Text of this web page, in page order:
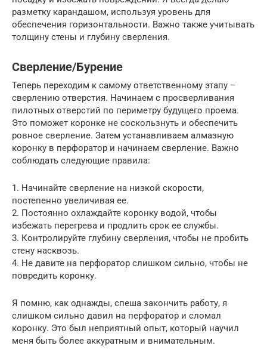
разметку карандашом, используя уровень для
обеспечения горизонтальности. Важно также учитывать
толщину стены и глубину сверления.
Сверление/Бурение
Теперь переходим к самому ответственному этапу –
сверлению отверстия. Начинаем с просверливания
пилотных отверстий по периметру будущего проема.
Это поможет коронке не соскользнуть и обеспечить
ровное сверление. Затем устанавливаем алмазную
коронку в перфоратор и начинаем сверление. Важно
соблюдать следующие правила:
1. Начинайте сверление на низкой скорости,
постепенно увеличивая ее.
2. Постоянно охлаждайте коронку водой, чтобы
избежать перегрева и продлить срок ее службы.
3. Контролируйте глубину сверления, чтобы не пробить
стену насквозь.
4. Не давите на перфоратор слишком сильно, чтобы не
повредить коронку.
Я помню, как однажды, спеша закончить работу, я
слишком сильно давил на перфоратор и сломал
коронку. Это был неприятный опыт, который научил
меня быть более аккуратным и внимательным.